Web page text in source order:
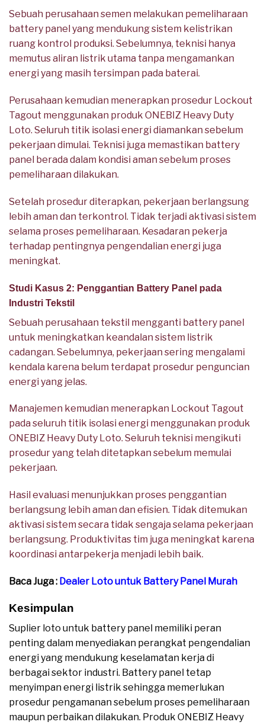
Sebuah perusahaan semen melakukan pemeliharaan
battery panel yang mendukung sistem kelistrikan
ruang kontrol produksi. Sebelumnya, teknisi hanya
memutus aliran listrik utama tanpa mengamankan
energi yang masih tersimpan pada baterai.
Perusahaan kemudian menerapkan prosedur Lockout
Tagout menggunakan produk ONEBIZ Heavy Duty
Loto. Seluruh titik isolasi energi diamankan sebelum
pekerjaan dimulai. Teknisi juga memastikan battery
panel berada dalam kondisi aman sebelum proses
pemeliharaan dilakukan.
Setelah prosedur diterapkan, pekerjaan berlangsung
lebih aman dan terkontrol. Tidak terjadi aktivasi sistem
selama proses pemeliharaan. Kesadaran pekerja
terhadap pentingnya pengendalian energi juga
meningkat.
Studi Kasus 2: Penggantian Battery Panel pada
Industri Tekstil
Sebuah perusahaan tekstil mengganti battery panel
untuk meningkatkan keandalan sistem listrik
cadangan. Sebelumnya, pekerjaan sering mengalami
kendala karena belum terdapat prosedur penguncian
energi yang jelas.
Manajemen kemudian menerapkan Lockout Tagout
pada seluruh titik isolasi energi menggunakan produk
ONEBIZ Heavy Duty Loto. Seluruh teknisi mengikuti
prosedur yang telah ditetapkan sebelum memulai
pekerjaan.
Hasil evaluasi menunjukkan proses penggantian
berlangsung lebih aman dan efisien. Tidak ditemukan
aktivasi sistem secara tidak sengaja selama pekerjaan
berlangsung. Produktivitas tim juga meningkat karena
koordinasi antarpekerja menjadi lebih baik.
Baca Juga : Dealer Loto untuk Battery Panel Murah
Kesimpulan
Suplier loto untuk battery panel memiliki peran
penting dalam menyediakan perangkat pengendalian
energi yang mendukung keselamatan kerja di
berbagai sektor industri. Battery panel tetap
menyimpan energi listrik sehingga memerlukan
prosedur pengamanan sebelum proses pemeliharaan
maupun perbaikan dilakukan. Produk ONEBIZ Heavy